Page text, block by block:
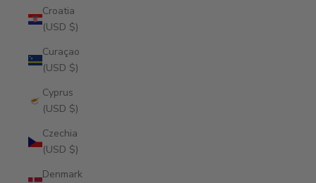
Croatia
(USD $)
Curaçao
(USD $)
Cyprus
(USD $)
Czechia
(USD $)
Denmark